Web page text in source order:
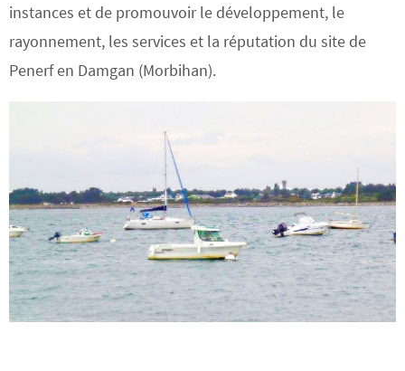
instances et de promouvoir le développement, le
rayonnement, les services et la réputation du site de
Penerf en Damgan (Morbihan).